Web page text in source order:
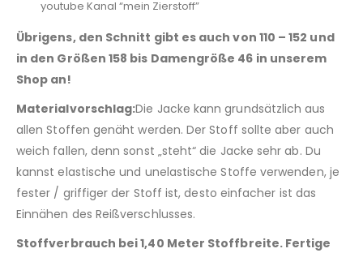
youtube Kanal “mein Zierstoff”
Übrigens, den Schnitt gibt es auch von 110 – 152 und
in den Größen 158 bis Damengröße 46 in unserem
Shop an!
Materialvorschlag:Die Jacke kann grundsätzlich aus
allen Stoffen genäht werden. Der Stoff sollte aber auch
weich fallen, denn sonst „steht“ die Jacke sehr ab. Du
kannst elastische und unelastische Stoffe verwenden, je
fester / griffiger der Stoff ist, desto einfacher ist das
Einnähen des Reißverschlusses.
Stoffverbrauch bei 1,40 Meter Stoffbreite. Fertige